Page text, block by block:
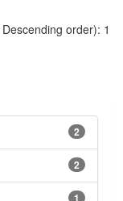
order): 1
2
2
1